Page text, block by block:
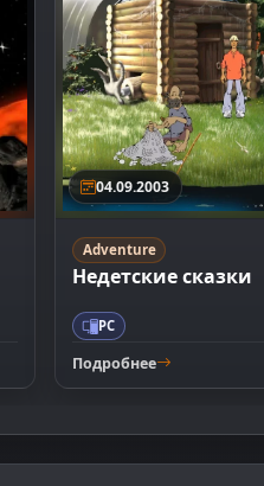
04.09.2003
Adventure
Недетские сказки
PC
Подробнее